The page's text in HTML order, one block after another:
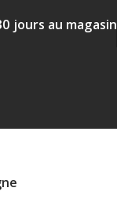
jours au magasin